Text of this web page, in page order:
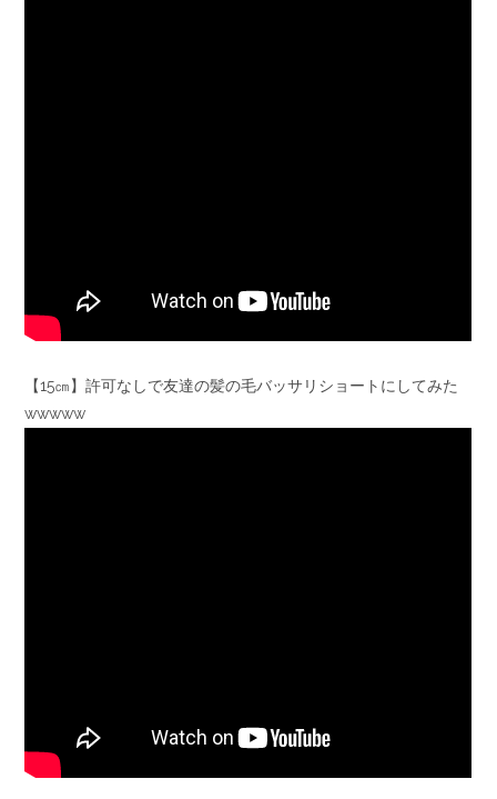
【15㎝】許可なしで友達の髪の毛バッサリショートにしてみた
wwwww